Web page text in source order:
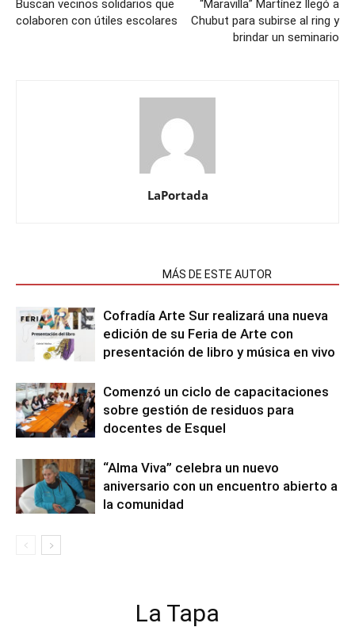
Buscan vecinos solidarios que
colaboren con útiles escolares
“Maravilla” Martínez llegó a
Chubut para subirse al ring y
brindar un seminario
LaPortada
MÁS DE ESTE AUTOR
Cofradía Arte Sur realizará una nueva
edición de su Feria de Arte con
presentación de libro y música en vivo
Comenzó un ciclo de capacitaciones
sobre gestión de residuos para
docentes de Esquel
“Alma Viva” celebra un nuevo
aniversario con un encuentro abierto a
la comunidad
La Tapa